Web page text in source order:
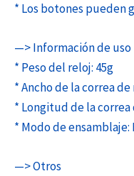
* Los botones pueden
—> Información de uso
* Peso del reloj: 45g
* Ancho de la correa
* Longitud de la correa
* Modo de
—> Otros